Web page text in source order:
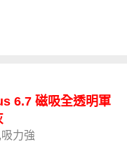
6.7 磁吸全透明軍
力強